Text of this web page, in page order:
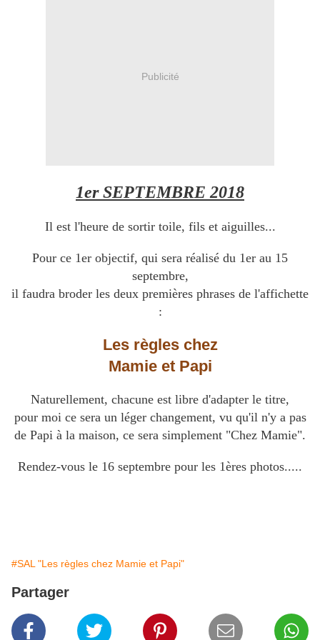
Publicité
1er SEPTEMBRE 2018
Il est l'heure de sortir toile, fils et aiguilles...
Pour ce 1er objectif, qui sera réalisé du 1er au 15
septembre,
il faudra broder les deux premières phrases de l'affichette
:
Les règles chez
Mamie et Papi
Naturellement, chacune est libre d'adapter le titre,
pour moi ce sera un léger changement, vu qu'il n'y a pas
de Papi à la maison, ce sera simplement "Chez Mamie".
Rendez-vous le 16 septembre pour les 1ères photos.....
#SAL "Les règles chez Mamie et Papi"
Partager